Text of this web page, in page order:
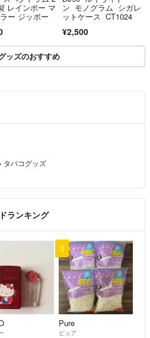
レインボー マ
ー ジッポー
ン モノグラム シガレ
ットケース CT1024
¥2,500
ッズのおすすめ
› タバコグッズ
ランキング
3
Pure
ピュア